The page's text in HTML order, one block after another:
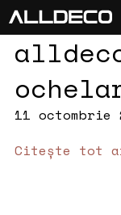
11 octombrie
Citește tot